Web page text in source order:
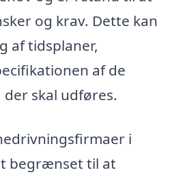
og krav. Dette kan
af tidsplaner,
af de
skal udføres.
i
begrænset til at